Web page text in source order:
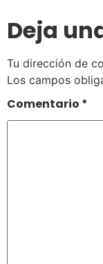
Deja
Tu dirección de
Los campos
Comentario *